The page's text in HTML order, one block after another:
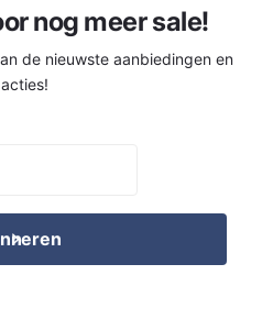
nog meer sale!
de nieuwste aanbiedingen en
acties!